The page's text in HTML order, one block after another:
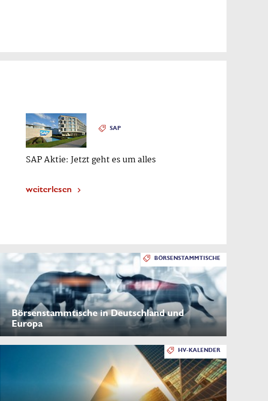
SAP
SAP Aktie: Jetzt geht es um alles
weiterlesen
BÖRSENSTAMMTISCHE
Börsenstammtische in Deutschland und
Europa
HV-KALENDER